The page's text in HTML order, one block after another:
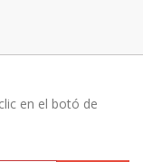
en el botó de